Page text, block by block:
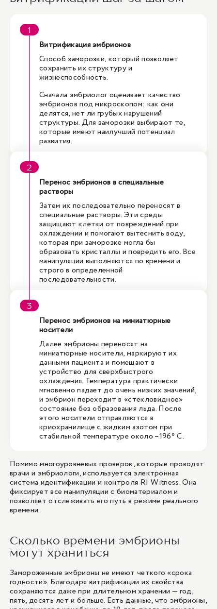
Витрификация эмбрионов
Способ заморозки, который позволяет
сохранить их структуру и
жизнеспособность.
Сначала эмбриолог оценивает качество
эмбрионов под микроскопом: как они
делятся, нет ли грубых нарушений
структуры. Для заморозки выбирают те,
которые имеют наилучший потенциал
развития.
Перенос эмбрионов в специальные
растворы
Затем их последовательно переносят в
специальные растворы. Эти среды
защищают клетки от повреждений при
охлаждении и помогают вытеснить воду,
которая при заморозке могла бы
образовать кристаллы и повредить его. Все
манипуляции выполняются по времени и
строго в определенной
последовательности.
Перенос эмбрионов на миниатюрные
носители
Далее эмбрионы переносят на
миниатюрные носители, маркируют их
данными пациента и помещают в
устройство для сверхбыстрого
охлаждения. Температура практически
мгновенно падает до очень низких значений,
и эмбрион переходит в «стекловидное»
состояние без образования льда. После
этого носители отправляются в
криохранилище с жидким азотом при
стабильной температуре около –196° С.
Помимо многоуровневых проверок, которые проводят
врачи и эмбриологи, используется электронная
система идентификации и контроля RI Witness. Она
фиксирует все манипуляции с биоматериалом и
позволяет отслеживать его путь в режиме реального
времени.
Сколько времени эмбрионы
могут храниться
Замороженные эмбрионы не имеют четкого «срока
годности». Благодаря витрификации их свойства
сохраняются даже при длительном хранении — год,
пять, десять лет и больше. Есть данные, что эмбрионы,